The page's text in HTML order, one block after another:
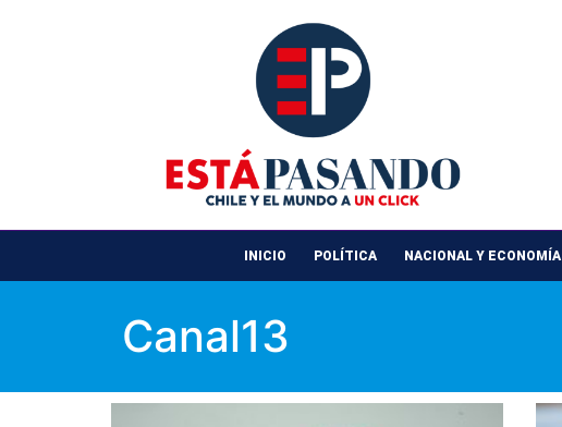
INICIO POLÍTICA NACIONAL Y ECONOMÍA
Canal13